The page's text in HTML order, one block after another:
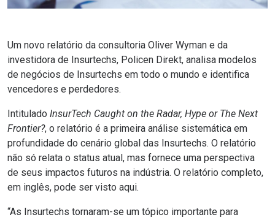
Um novo relatório da consultoria Oliver Wyman e da
investidora de Insurtechs, Policen Direkt, analisa modelos
de negócios de Insurtechs em todo o mundo e identifica
vencedores e perdedores.
Intitulado InsurTech Caught on the Radar, Hype or The Next
Frontier?, o relatório é a primeira análise sistemática em
profundidade do cenário global das Insurtechs. O relatório
não só relata o status atual, mas fornece uma perspectiva
de seus impactos futuros na indústria. O relatório completo,
em inglês, pode ser visto aqui.
“As Insurtechs tornaram-se um tópico importante para